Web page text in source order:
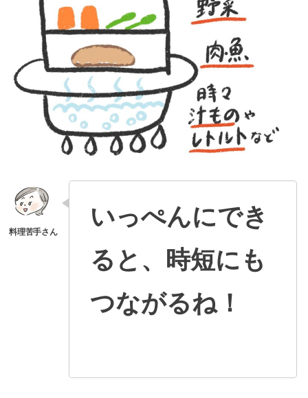
いっぺんにでき
ると、時短にも
つながるね！